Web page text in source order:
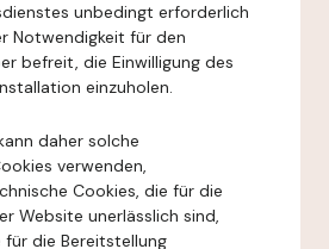
unbedingt erforderlich
Notwendigkeit für den
befreit, die Einwilligung des
einzuholen.
daher solche
verwenden,
Cookies, die für die
Website unerlässlich sind,
für die Bereitstellung